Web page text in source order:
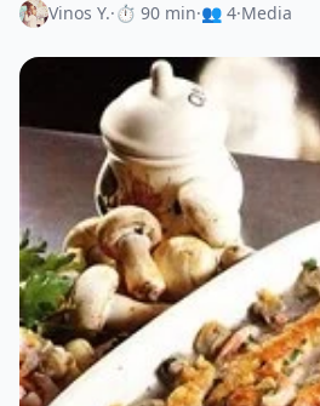
Vinos Y.·⏱ 90 min·👥 4·Media